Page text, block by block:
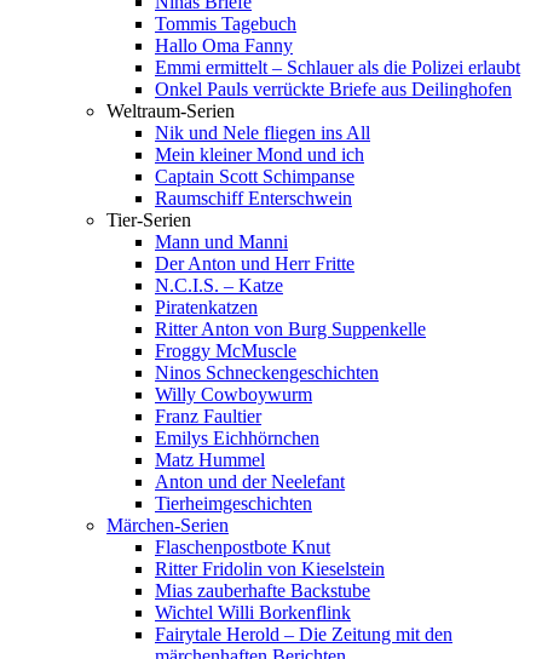
Tommis Tagebuch
Hallo Oma Fanny
Emmi ermittelt – Schlauer als die Polizei erlaubt
Onkel Pauls verrückte Briefe aus Deilinghofen
Weltraum-Serien
Nik und Nele fliegen ins All
Mein kleiner Mond und ich
Captain Scott Schimpanse
Raumschiff Enterschwein
Tier-Serien
Mann und Manni
Der Anton und Herr Fritte
N.C.I.S. – Katze
Piratenkatzen
Ritter Anton von Burg Suppenkelle
Froggy McMuscle
Ninos Schneckengeschichten
Willy Cowboywurm
Franz Faultier
Emilys Eichhörnchen
Matz Hummel
Anton und der Neelefant
Tierheimgeschichten
Märchen-Serien
Flaschenpostbote Knut
Ritter Fridolin von Kieselstein
Mias zauberhafte Backstube
Wichtel Willi Borkenflink
Fairytale Herold – Die Zeitung mit den